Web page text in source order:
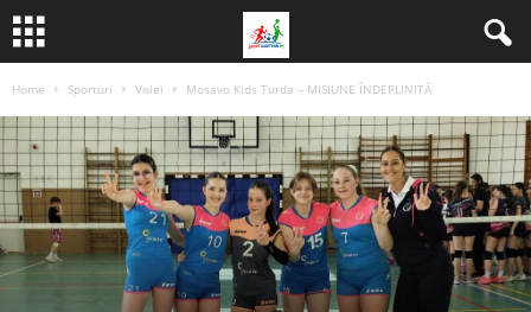
Home Sporturi Volei Mosavo Kids Turda – MISIUNE ÎNDEPLINITĂ